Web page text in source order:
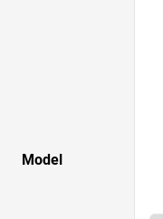
Model